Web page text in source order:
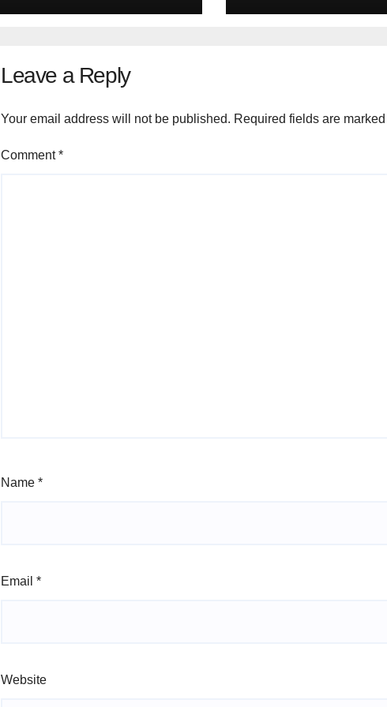
Leave a Reply
Your email address will not be published. Required fields are
Comment*
Name *
Email *
Website